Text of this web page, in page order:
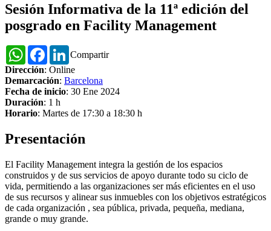
Sesión Informativa de la 11ª edición del
posgrado en Facility Management
Compartir
WhatsAppFacebookLinkedIn
Dirección: Online
Demarcación: Barcelona
Fecha de inicio: 30 Ene 2024
Duración: 1 h
Horario: Martes de 17:30 a 18:30 h
Presentación
El Facility Management integra la gestión de los espacios
construidos y de sus servicios de apoyo durante todo su ciclo de
vida, permitiendo a las organizaciones ser más eficientes en el uso
de sus recursos y alinear sus inmuebles con los objetivos estratégicos
de cada organización , sea pública, privada, pequeña, mediana,
grande o muy grande.